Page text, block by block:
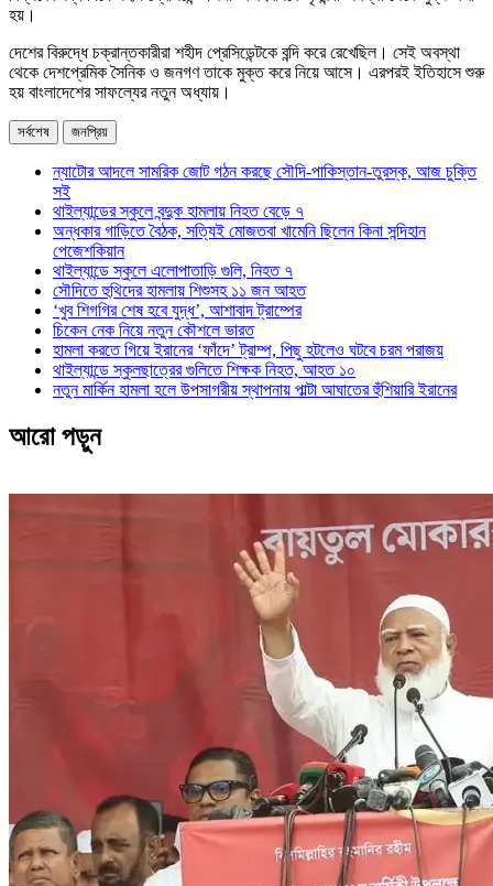
হয়।
দেশের বিরুদ্ধে চক্রান্তকারীরা শহীদ প্রেসিডেন্টকে বন্দি করে রেখেছিল। সেই অবস্থা
থেকে দেশপ্রেমিক সৈনিক ও জনগণ তাকে মুক্ত করে নিয়ে আসে। এরপরই ইতিহাসে শুরু
হয় বাংলাদেশের সাফল্যের নতুন অধ্যায়।
সর্বশেষ জনপ্রিয়
ন্যাটোর আদলে সামরিক জোট গঠন করছে সৌদি-পাকিস্তান-তুরস্ক, আজ চুক্তি
সই
থাইল্যান্ডের স্কুলে বন্দুক হামলায় নিহত বেড়ে ৭
অন্ধকার গাড়িতে বৈঠক, সত্যিই মোজতবা খামেনি ছিলেন কিনা সন্দিহান
পেজেশকিয়ান
থাইল্যান্ডে স্কুলে এলোপাতাড়ি গুলি, নিহত ৭
সৌদিতে হুথিদের হামলায় শিশুসহ ১১ জন আহত
‘খুব শিগগির শেষ হবে যুদ্ধ’, আশাবাদ ট্রাম্পের
চিকেন নেক নিয়ে নতুন কৌশলে ভারত
হামলা করতে গিয়ে ইরানের ‘ফাঁদে’ ট্রাম্প, পিছু হটলেও ঘটবে চরম পরাজয়
থাইল্যান্ডে স্কুলছাত্রের গুলিতে শিক্ষক নিহত, আহত ১০
নতুন মার্কিন হামলা হলে উপসাগরীয় স্থাপনায় পাল্টা আঘাতের হুঁশিয়ারি ইরানের
আরো পড়ুন